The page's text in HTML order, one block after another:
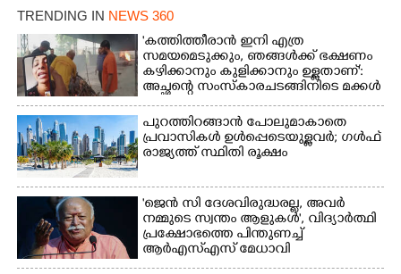
TRENDING IN NEWS 360
'കത്തിത്തീരാൻ ഇനി എത്ര
സമയമെടുക്കും, ഞങ്ങൾക്ക് ഭക്ഷണം
കഴിക്കാനും കുളിക്കാനും ഉള്ളതാണ്':
അച്ഛന്റെ സംസ്കാരചടങ്ങിനിടെ മക്കൾ
പുറത്തിറങ്ങാൻ പോലുമാകാതെ
പ്രവാസികൾ ഉൾപ്പെടെയുള്ളവർ; ഗൾഫ്
രാജ്യത്ത് സ്ഥിതി രൂക്ഷം
'ജെൻ സി ദേശവിരുദ്ധരല്ല, അവർ
നമ്മുടെ സ്വന്തം ആളുകൾ', വിദ്യാർത്ഥി
പ്രക്ഷോഭത്തെ പിന്തുണച്ച്
ആർഎസ്‌എസ് മേധാവി